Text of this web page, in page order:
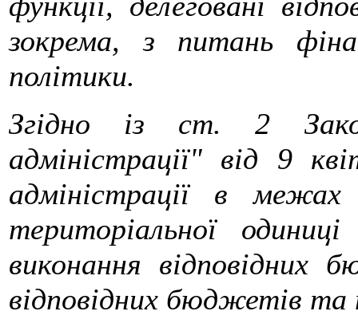
зокрема, з питань
політики.
Згідно із ст. 2
адміністрації" від 9
адміністрації в межах
територіальної
виконання відповідних
відповідних бюджетів та